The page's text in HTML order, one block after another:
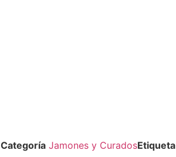
Categoría Jamones y CuradosEtiqueta